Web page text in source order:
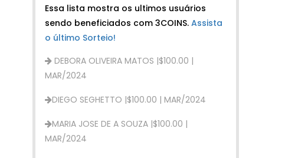
Essa lista mostra os ultimos usuários
sendo beneficiados com 3COINS. Assista
o último Sorteio!
DIEGO SEGHETTO |$100.00 | MAR/2024
MAR/2024
RICARDO LUIZ MASCARENHAS |$100.00 |
MAR/2024